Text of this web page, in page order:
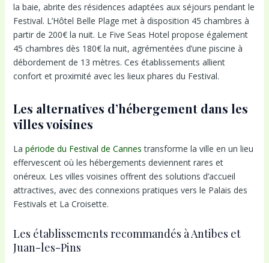
la baie, abrite des résidences adaptées aux séjours pendant le
Festival. L’Hôtel Belle Plage met à disposition 45 chambres à
partir de 200€ la nuit. Le Five Seas Hotel propose également
45 chambres dès 180€ la nuit, agrémentées d’une piscine à
débordement de 13 mètres. Ces établissements allient
confort et proximité avec les lieux phares du Festival.
Les alternatives d’hébergement dans les
villes voisines
La période du Festival de Cannes transforme la ville en un lieu
effervescent où les hébergements deviennent rares et
onéreux. Les villes voisines offrent des solutions d’accueil
attractives, avec des connexions pratiques vers le Palais des
Festivals et La Croisette.
Les établissements recommandés à Antibes et
Juan-les-Pins